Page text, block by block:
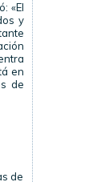
«El
y
en
de
de